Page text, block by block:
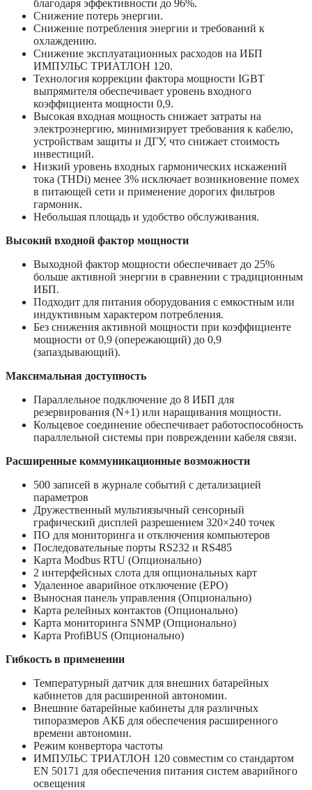
благодаря эффективности до 96%.
Снижение потерь энергии.
Снижение потребления энергии и требований к
охлаждению.
Снижение эксплуатационных расходов на ИБП
ИМПУЛЬС ТРИАТЛОН 120.
Технология коррекции фактора мощности IGBT
выпрямителя обеспечивает уровень входного
коэффициента мощности 0,9.
Высокая входная мощность снижает затраты на
электроэнергию, минимизирует требования к кабелю,
устройствам защиты и ДГУ, что снижает стоимость
инвестиций.
Низкий уровень входных гармонических искажений
тока (THDi) менее 3% исключает возникновение помех
в питающей сети и применение дорогих фильтров
гармоник.
Небольшая площадь и удобство обслуживания.
Высокий входной фактор мощности
Выходной фактор мощности обеспечивает до 25%
больше активной энергии в сравнении с традиционным
ИБП.
Подходит для питания оборудования с емкостным или
индуктивным характером потребления.
Без снижения активной мощности при коэффициенте
мощности от 0,9 (опережающий) до 0,9
(запаздывающий).
Максимальная доступность
Параллельное подключение до 8 ИБП для
резервирования (N+1) или наращивания мощности.
Кольцевое соединение обеспечивает работоспособность
параллельной системы при повреждении кабеля связи.
Расширенные коммуникационные возможности
500 записей в журнале событий с детализацией
параметров
Дружественный мультиязычный сенсорный
графический дисплей разрешением 320×240 точек
ПО для мониторинга и отключения компьютеров
Последовательные порты RS232 и RS485
Карта Modbus RTU (Опционально)
2 интерфейсных слота для опциональных карт
Удаленное аварийное отключение (EPO)
Выносная панель управления (Опционально)
Карта релейных контактов (Опционально)
Карта мониторинга SNMP (Опционально)
Карта ProfiBUS (Опционально)
Гибкость в применении
Температурный датчик для внешних батарейных
кабинетов для расширенной автономии.
Внешние батарейные кабинеты для различных
типоразмеров АКБ для обеспечения расширенного
времени автономии.
Режим конвертора частоты
ИМПУЛЬС ТРИАТЛОН 120 совместим со стандартом
EN 50171 для обеспечения питания систем аварийного
освещения